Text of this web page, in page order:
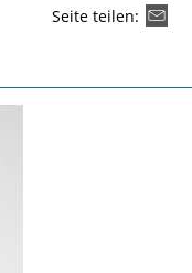
Seite teilen: